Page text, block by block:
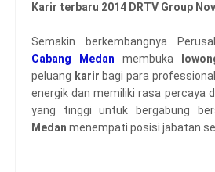
Karir terbaru 2014 DRTV Group
Semakin berkembangnya
Cabang Medan membuka
peluang karir bagi para
energik dan memiliki rasa percaya
yang tinggi untuk bergabung
Medan menempati posisi jabatan